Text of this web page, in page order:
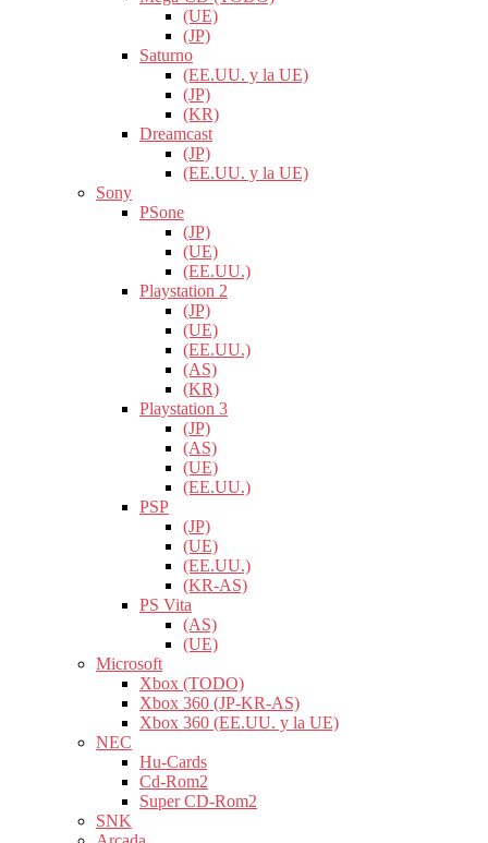
(UE)
(JP)
Saturno
(EE.UU. y la UE)
(JP)
(KR)
Dreamcast
(JP)
(EE.UU. y la UE)
Sony
PSone
(JP)
(UE)
(EE.UU.)
Playstation 2
(JP)
(UE)
(EE.UU.)
(AS)
(KR)
Playstation 3
(JP)
(AS)
(UE)
(EE.UU.)
PSP
(JP)
(UE)
(EE.UU.)
(KR-AS)
PS Vita
(AS)
(UE)
Microsoft
Xbox (TODO)
Xbox 360 (JP-KR-AS)
Xbox 360 (EE.UU. y la UE)
NEC
Hu-Cards
Cd-Rom2
Super CD-Rom2
SNK